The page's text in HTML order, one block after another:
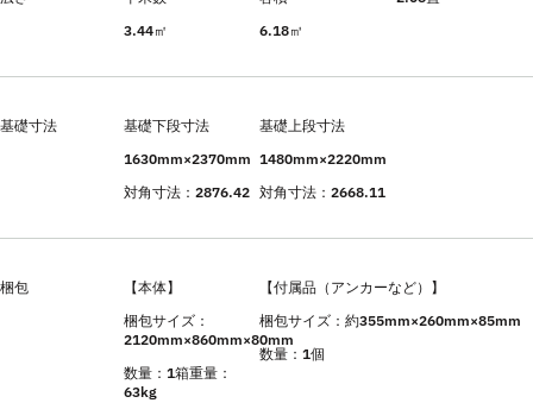
3.44㎡
6.18㎥
基礎寸法
基礎下段寸法
1630mm×2370mm
対角寸法：2876.42
基礎上段寸法
1480mm×2220mm
対角寸法：2668.11
梱包
【本体】
梱包サイズ：
2120mm×860mm×80mm
数量：1箱重量：
63kg
【付属品（アンカーなど）】
梱包サイズ：約355mm×260mm×85mm
数量：1個